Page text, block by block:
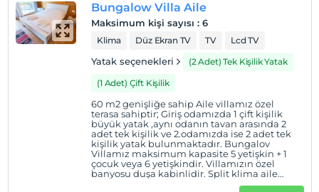
Haritada Göster
En erken saat 14:00 ve sonrası
En geç saat 12:00 ve öncesi
Bungalow Villa Aile
Maksimum kişi sayısı : 6
Klima Düz Ekran TV TV Lcd TV
Yatak seçenekleri
(2 Adet) Tek Kişilik Yatak
(1 Adet) Çift Kişilik
60 m2 genişliğe sahip Aile villamız özel
terasa sahiptir; Giriş odamızda 1 çift kişilik
büyük yatak ,aynı odanın tavan arasında 2
adet tek kişilik ve 2.odamızda ise 2 adet tek
kişilik yatak bulunmaktadır. Bungalov
Villamız maksimum kapasite 5 yetişkin + 1
çocuk veya 6 yetişkindir. Villamızın özel
banyosu duşa kabinlidir. Split klima aile
villamızda 2 adettir. LCD TV, banyo, klima, saç